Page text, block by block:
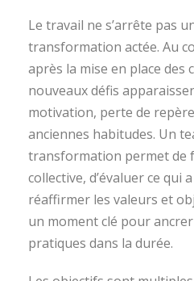
Le travail ne s’arrête pas
transformation actée. Au
après la mise en place des
nouveaux défis
motivation, perte de
anciennes habitudes. Un
transformation permet de
collective, d’évaluer ce qui
réaffirmer les valeurs et
un moment clé pour
pratiques dans la durée.